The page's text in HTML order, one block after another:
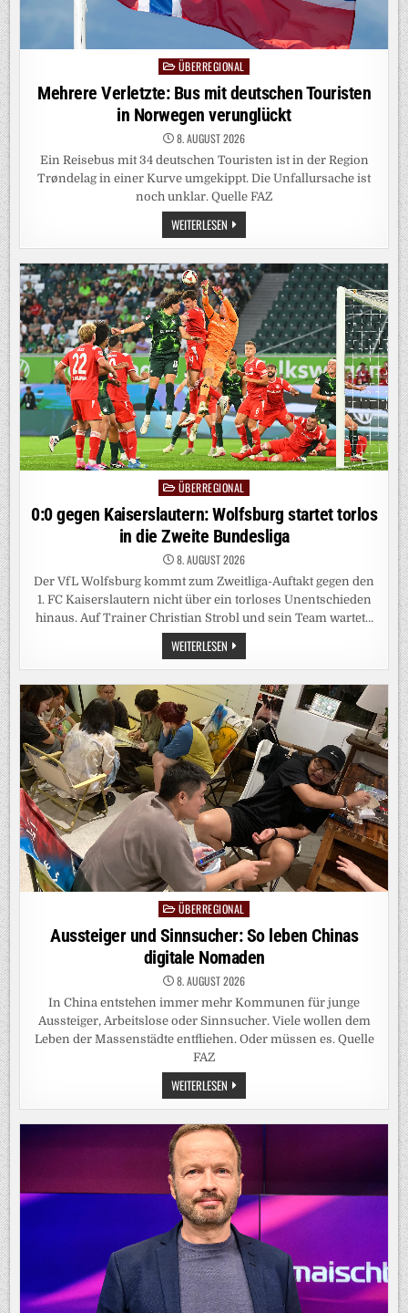
PostedÜBERREGIONAL
Mehrere Verletzte: Bus mit deutschen Touristen
in Norwegen verunglückt
8. AUGUST 2026
Ein Reisebus mit 34 deutschen Touristen ist in der Region
Trøndelag in einer Kurve umgekippt. Die Unfallursache ist
noch unklar. Quelle FAZ
WEITERLESEN MEHRERE
VERLETZTE:
BUS
MIT
DEUTSCHEN
TOURISTEN
IN
NORWEGEN
VERUNGLÜCKT
Posted
in
ÜBERREGIONAL
0:0 gegen Kaiserslautern: Wolfsburg startet torlos
in die Zweite Bundesliga
8. AUGUST 2026
Der VfL Wolfsburg kommt zum Zweitliga-Auftakt gegen den
1. FC Kaiserslautern nicht über ein torloses Unentschieden
hinaus. Auf Trainer Christian Strobl und sein Team wartet…
WEITERLESEN 0:0
GEGEN
KAISERSLAUTERN:
WOLFSBURG
STARTET
TORLOS
IN
DIE
ZWEITE
BUNDESLIGA
Posted
in
ÜBERREGIONAL
Aussteiger und Sinnsucher: So leben Chinas
digitale Nomaden
8. AUGUST 2026
In China entstehen immer mehr Kommunen für junge
Aussteiger, Arbeitslose oder Sinnsucher. Viele wollen dem
Leben der Massenstädte entfliehen. Oder müssen es. Quelle
FAZ
WEITERLESEN AUSSTEIGER
UND
SINNSUCHER:
SO
LEBEN
CHINAS
DIGITALE
NOMADEN